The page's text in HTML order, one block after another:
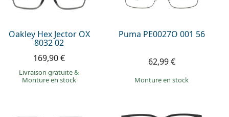
Oakley Hex Jector OX
8032 02
169,90 €
Livraison gratuite&
Monture en stock
Puma PE0027O 001 56
62,99 €
Monture en stock